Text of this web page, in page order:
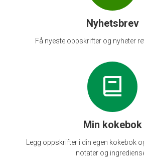
Nyhetsbrev
Få nyeste oppskrifter og nyheter
Min kokebok
Legg oppskrifter i din egen kokebok
notater og